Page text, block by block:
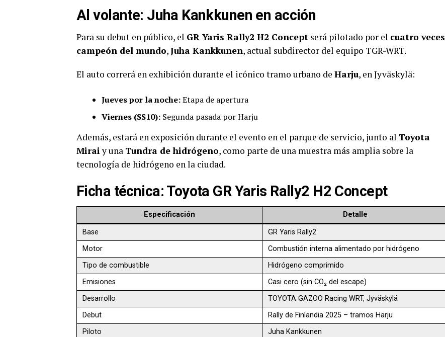
Al volante: Juha Kankkunen en acción
Para su debut en público, el GR Yaris Rally2 H2 Concept será pilotado por el cuatro veces
campeón del mundo,Juha Kankkunen, actual subdirector del equipo TGR-WRT.
El auto correrá en exhibición durante el icónico tramo urbano de Harju, en Jyväskylä:
Jueves por la noche:Etapa de apertura
Viernes (SS10): Segunda pasada por Harju
Además, estará en exposición durante el evento en el parque de servicio, junto al Toyota
Miraiy una Tundra de hidrógeno, como parte de una muestra más amplia sobre la
tecnología de hidrógeno en la ciudad.
Ficha técnica: Toyota GR Yaris Rally2 H2 Concept
Especificación Detalle
Base
GR Yaris Rally2
Motor
Combustión interna alimentado por hidrógeno
Tipo de combustible
Hidrógeno comprimido
Emisiones
Casi cero (sin CO₂ del escape)
Desarrollo
TOYOTA GAZOO Racing WRT, Jyväskylä
Debut
Rally de Finlandia 2025 – tramos Harju
Piloto
Juha Kankkunen